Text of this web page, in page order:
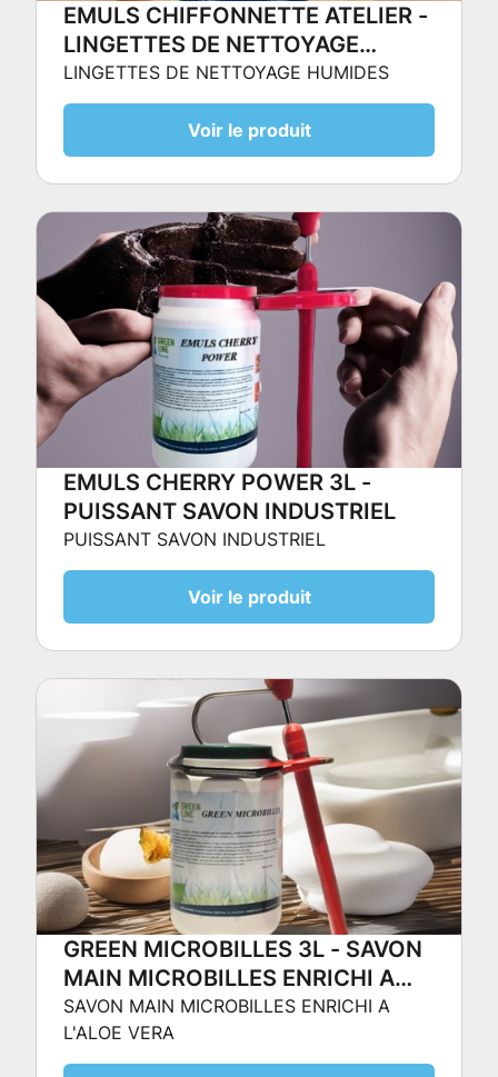
EMULS CHIFFONNETTE ATELIER -
LINGETTES DE NETTOYAGE
HUMIDES
LINGETTES DE NETTOYAGE HUMIDES
Voir le produit
EMULS CHERRY POWER 3L -
PUISSANT SAVON INDUSTRIEL
PUISSANT SAVON INDUSTRIEL
Voir le produit
GREEN MICROBILLES 3L - SAVON
MAIN MICROBILLES ENRICHI A
L'ALOE VERA
SAVON MAIN MICROBILLES ENRICHI A
L'ALOE VERA